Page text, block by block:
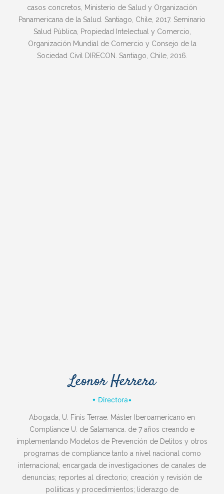
casos concretos, Ministerio de Salud y Organización
Panamericana de la Salud. Santiago, Chile, 2017. Seminario
Salud Pública, Propiedad Intelectual y Comercio,
Organización Mundial de Comercio y Consejo de la
Sociedad Civil DIRECON. Santiago, Chile, 2016.
Leonor Herrera
• Directora•
Abogada, U. Finis Terrae. Máster Iberoamericano en
Compliance U. de Salamanca. de 7 años creando e
implementando Modelos de Prevención de Delitos y otros
programas de compliance tanto a nivel nacional como
internacional; encargada de investigaciones de canales de
denuncias; reportes al directorio; creación y revisión de
políiticas y procedimientos; liderazgo de